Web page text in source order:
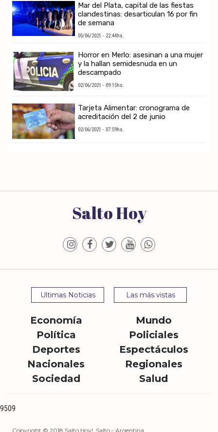
Mar del Plata, capital de las fiestas
clandestinas: desarticulan 16 por fin
de semana
05/06/2021 - 22:44hs.
Horror en Merlo: asesinan a una mujer
y la hallan semidesnuda en un
descampado
02/06/2021 - 09:15hs.
Tarjeta Alimentar: cronograma de
acreditación del 2 de junio
02/06/2021 - 07:59hs.
Salto Hoy
Ultimas Noticias Las más vistas
Economía
Mundo
Política
Policiales
Deportes
Espectáculos
Nacionales
Regionales
Sociedad
Salud
9509
Copyright © 2018 Salto Hoy!. Salto - Argentina.